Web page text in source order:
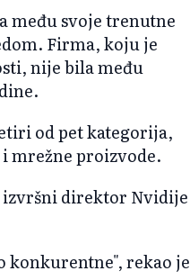
među svoje trenutne
Firma, koju je
nije bila među
od pet kategorija,
mrežne proizvode.
direktor Nvidije
rekao je